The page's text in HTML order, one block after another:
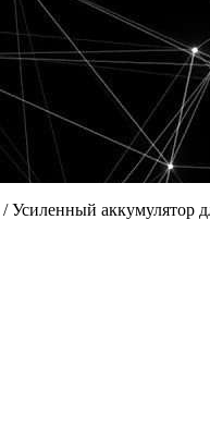
/Усиленный аккумулятор